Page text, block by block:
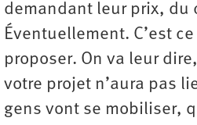
demandant leur prix, du
Éventuellement. C’est
proposer. On va leur
votre projet n’aura pas
gens vont se mobiliser,